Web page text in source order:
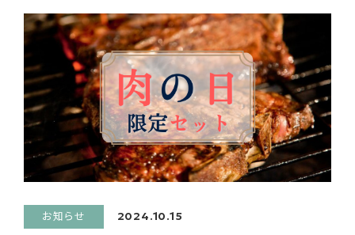
お知らせ 2024.10.15